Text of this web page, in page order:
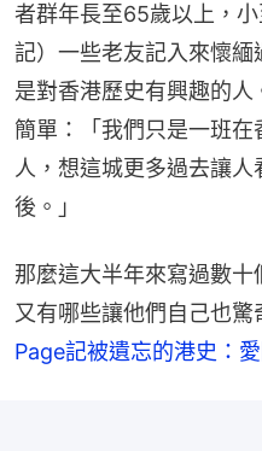
者群年長至65歲以上，
記）一些老友記入來懷
是對香港歷史有興趣的
簡單：「我們只是一班
人，想這城更多過去讓
後。」
那麼這大半年來寫過數十
又有哪些讓他們自己也驚
Page記被遺忘的港史：